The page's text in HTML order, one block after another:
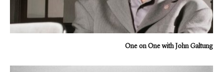
One on One with John Galtung